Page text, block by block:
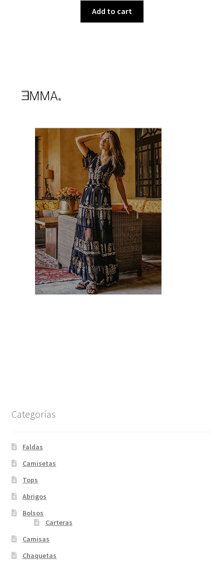
Add to cart
Categorías
Faldas
Camisetas
Tops
Abrigos
Bolsos
Carteras
Camisas
Chaquetas